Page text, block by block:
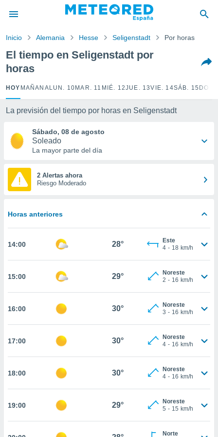
por
para
la
calidad.
a este
las
y
forma
basada
permite
seguir
coste.
botón
a la
todas
nos
y análisis
como
y
en
Inicio Alemania Hesse Seligenstadt Por horas
El tiempo en Seligenstadt por
horas
HOY MAÑANA LUN. 10 MAR. 11 MIÉ. 12JUE. 13VIE. 14SÁB. 15
La previsión del tiempo por horas en Seligenstadt
Sábado, 08 de agosto
Soleado
La mayor parte del día
2 Alertas ahora
Riesgo Moderado
Horas anteriores
14:00 28°
Este
4 - 18 km/h
15:00 29°
Noreste
2 - 16 km/h
16:00 30°
Noreste
3 - 16 km/h
17:00 30°
Noreste
4 - 16 km/h
18:00 30°
Noreste
4 - 16 km/h
19:00 29°
Noreste
5 - 15 km/h
Norte